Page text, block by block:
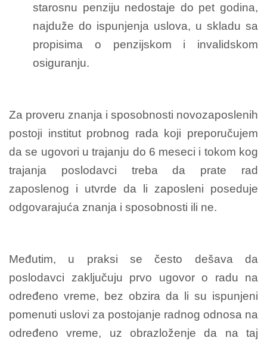
starosnu penziju nedostaje do pet godina,
najduže do ispunjenja uslova, u skladu sa
propisima o penzijskom i invalidskom
osiguranju.
Za proveru znanja i sposobnosti novozaposlenih
postoji institut probnog rada koji preporučujem
da se ugovori u trajanju do 6 meseci i tokom kog
trajanja poslodavci treba da prate rad
zaposlenog i utvrde da li zaposleni poseduje
odgovarajuća znanja i sposobnosti ili ne.
Međutim, u praksi se često dešava da
poslodavci zaključuju prvo ugovor o radu na
određeno vreme, bez obzira da li su ispunjeni
pomenuti uslovi za postojanje radnog odnosa na
određeno vreme, uz obrazloženje da na taj